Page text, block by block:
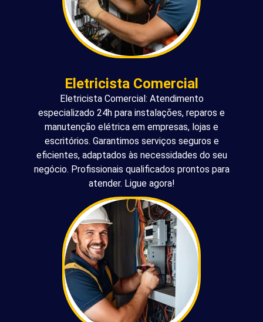
Eletricista Comercial
Eletricista Comercial: Atendimento
especializado 24h para instalações, reparos e
manutenção elétrica em empresas, lojas e
escritórios. Garantimos serviços seguros e
eficientes, adaptados às necessidades do seu
negócio. Profissionais qualificados prontos para
atender. Ligue agora!